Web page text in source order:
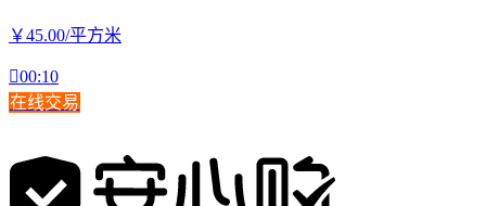
￥45.00/平方米
00:10
在线交易